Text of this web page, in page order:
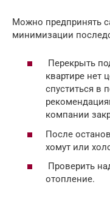
Можно предпринять
минимизации
Перекрыть
квартире нет
спуститься в
компании
После
хомут или
Проверить
отопление.